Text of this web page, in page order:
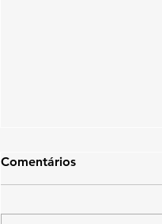
Comentários